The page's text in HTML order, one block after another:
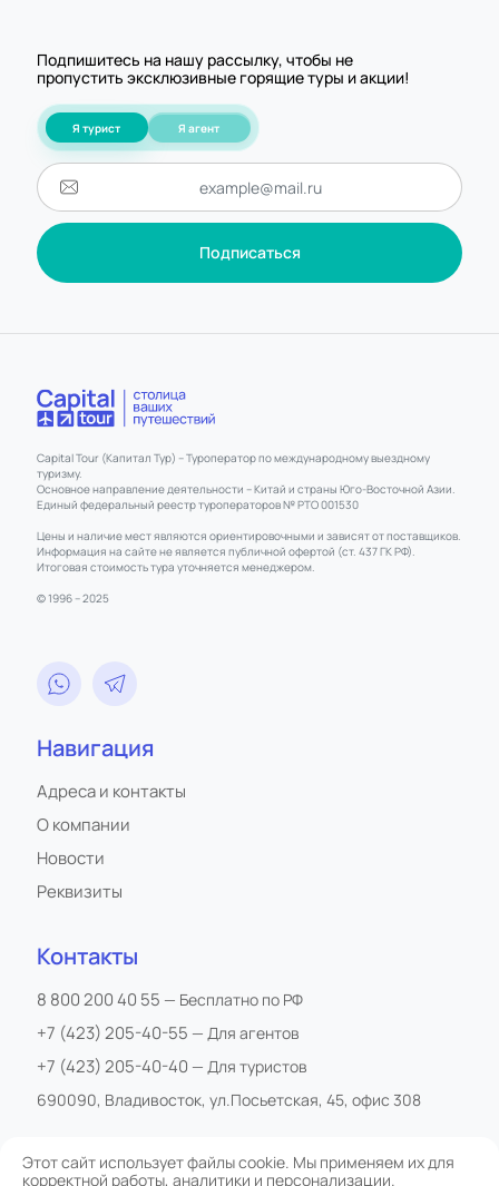
Подпишитесь на нашу рассылку, чтобы не
пропустить эксклюзивные горящие туры и акции!
Я турист Я агент
Подписаться
Capital Tour (Капитал Тур) – Туроператор по международному выездному
туризму.
Основное направление деятельности – Китай и страны Юго-Восточной Азии.
Единый федеральный реестр туроператоров № РТО 001530
Цены и наличие мест являются ориентировочными и зависят от поставщиков.
Информация на сайте не является публичной офертой (ст. 437 ГК РФ).
Итоговая стоимость тура уточняется менеджером.
© 1996 – 2025
Навигация
Адреса и контакты
О компании
Новости
Реквизиты
Контакты
8 800 200 40 55 — Бесплатно по РФ
+7 (423) 205-40-55 — Для агентов
+7 (423) 205-40-40 — Для туристов
690090, Владивосток, ул.Посьетская, 45, офис 308
Этот сайт использует файлы cookie. Мы применяем их для
корректной работы, аналитики и персонализации.